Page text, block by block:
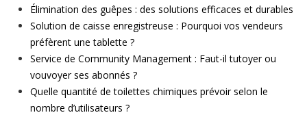
Élimination des guêpes : des solutions efficaces et durables
Solution de caisse enregistreuse : Pourquoi vos vendeurs
préfèrent une tablette ?
Service de Community Management : Faut-il tutoyer ou
vouvoyer ses abonnés ?
Quelle quantité de toilettes chimiques prévoir selon le
nombre d’utilisateurs ?